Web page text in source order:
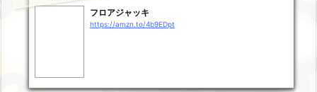
フロアジャッキ
https://amzn.to/4b9EDpt